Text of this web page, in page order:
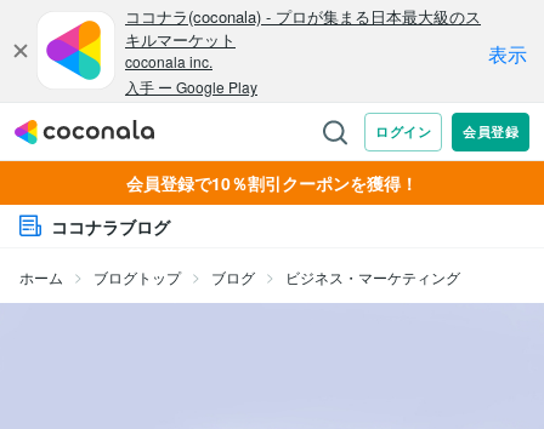
会員登録で10％割引クーポンを獲得！
ココナラブログ
ホーム ブログトップ ブログ ビジネス・マーケティング